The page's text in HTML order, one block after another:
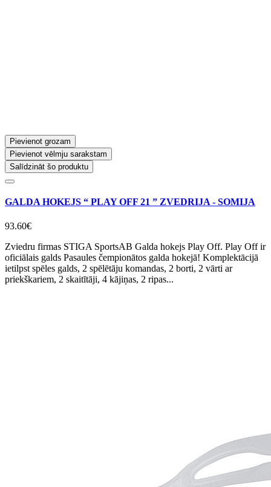
Pievienot grozam
Pievienot vēlmju sarakstam
Salīdzināt šo produktu
GALDA HOKEJS “ PLAY OFF 21 ” ZVEDRIJA - SOMIJA
93.60€
Zviedru firmas STIGA SportsAB Galda hokejs Play Off. Play Off ir
oficiālais galds Pasaules čempionātos galda hokejā! Komplektācijā
ietilpst spēles galds, 2 spēlētāju komandas, 2 borti, 2 vārti ar
priekškariem, 2 skaitītāji, 4 kājiņas, 2 ripas...